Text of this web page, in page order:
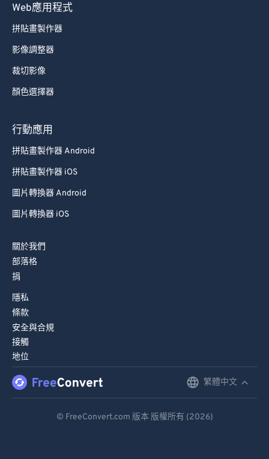
Web應用程式
拼貼畫製作器
影像調整器
裁切影像
顏色選擇器
行動應用
拼貼畫製作器 Android
拼貼畫製作器 iOS
圖片轉換器 Android
圖片轉換器 iOS
關於我們
部落格
捐
隱私
條款
安全與合規
接觸
地位
繁體中文
© FreeConvert.com 版本 版權所有 (2026)